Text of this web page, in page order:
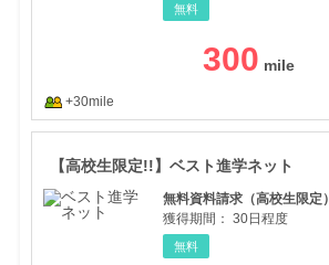
無料
300
+30mile
【高校生限定!!】ベスト進学ネット
無料資料請求（高校生限定）
獲得期間： 30日程度
無料